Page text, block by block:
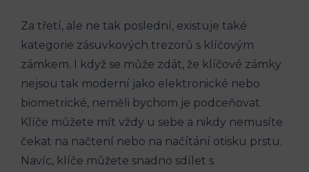
Za třetí, ale ne tak poslední, existuje také
kategorie zásuvkových trezorů s klíčovým
zámkem. I když se může zdát, že klíčové zámky
nejsou tak moderní jako elektronické nebo
biometrické, neměli bychom je podceňovat.
Klíče můžete mít vždy u sebe a nikdy nemusíte
čekat na načtení nebo na načítání otisku prstu.
Navíc, klíče můžete snadno sdílet s